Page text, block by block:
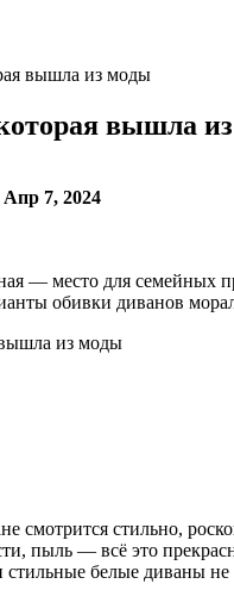
вышла из моды
вышла
Апр 7, 2024
— место для семейных
обивки диванов
смотрится стильно,
пыль — всё это
белые диваны не